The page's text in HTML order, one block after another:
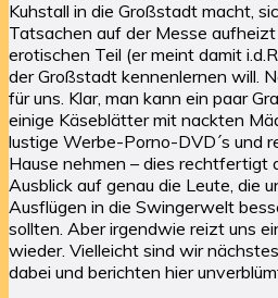
Kuhstall in die Großstadt macht,
Tatsachen auf der Messe
erotischen Teil (er meint damit
der Großstadt kennenlernen will.
für uns. Klar, man kann ein paar
einige Käseblätter mit nackten
lustige Werbe-Porno-DVD´s und
Hause nehmen – dies rechtfertigt
Ausblick auf genau die Leute, die
Ausflügen in die Swingerwelt
sollten. Aber irgendwie reizt uns
wieder. Vielleicht sind wir
dabei und berichten hier